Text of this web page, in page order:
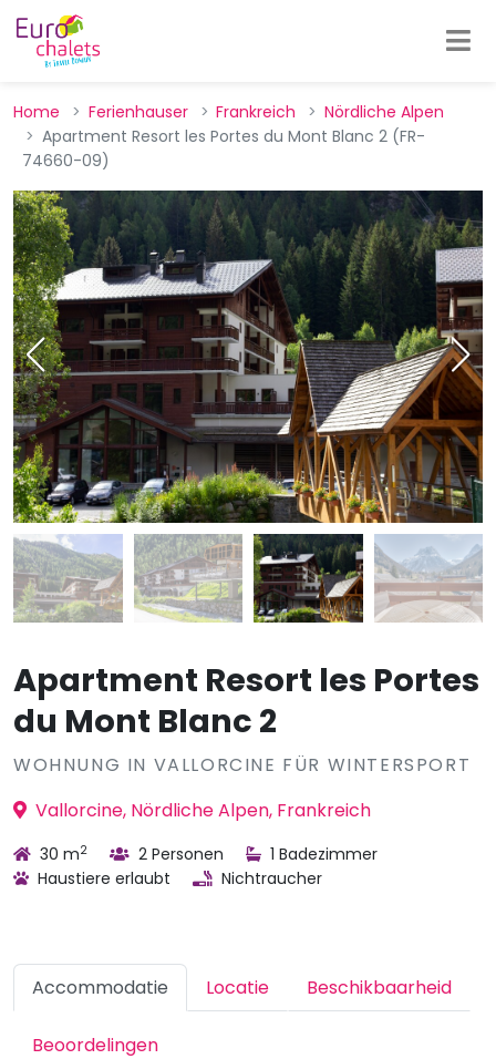
Home Ferienhauser Frankreich
Nördliche Alpen
Apartment Resort les Portes du Mont Blanc 2 (FR-
74660-09)
Apartment Resort les Portes
du Mont Blanc 2
WOHNUNG IN VALLORCINE FÜR WINTERSPORT
Vallorcine, Nördliche Alpen, Frankreich
30 m2 2 Personen
1 Badezimmer
Haustiere erlaubt
Nichtraucher
Accommodatie Locatie Beschikbaarheid
Beoordelingen